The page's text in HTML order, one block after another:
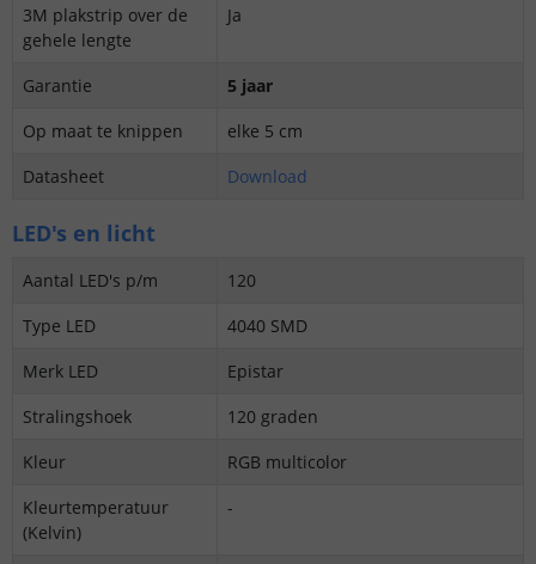
3M plakstrip over de
gehele lengte
Ja
Garantie
5 jaar
Op maat te knippen
elke 5 cm
Datasheet
Download
LED's en licht
Aantal LED's p/m
120
Type LED
4040 SMD
Merk LED
Epistar
Stralingshoek
120 graden
Kleur
RGB multicolor
Kleurtemperatuur
(Kelvin)
-